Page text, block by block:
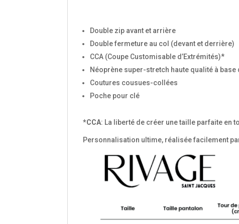
Double zip avant et arrière
Double fermeture au col (devant et derrière)
CCA (Coupe Customisable d’Extrémités)*
Néoprène super-stretch haute qualité à base
Coutures cousues-collées
Poche pour clé
*CCA: La liberté de créer une taille parfaite en
Personnalisation ultime, réalisée facilement